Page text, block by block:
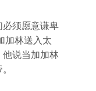
须愿意谦卑
加林送入太
他说当加加林